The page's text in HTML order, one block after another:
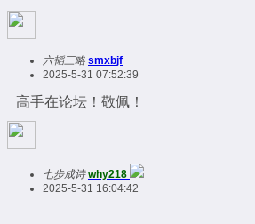
六韬三略 smxbjf
2025-5-31 07:52:39
高手在论坛！敬佩！
七步成诗 why218
2025-5-31 16:04:42